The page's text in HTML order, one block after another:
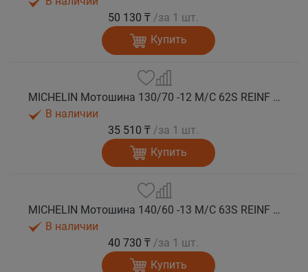
50 130 ₸ /за 1 шт.
Купить
MICHELIN Мотошина 130/70 -12 M/C 62S REINF CITY GRIP 2 F/R TL
В наличии
35 510 ₸ /за 1 шт.
Купить
MICHELIN Мотошина 140/60 -13 M/C 63S REINF CITY GRIP 2 R TL
В наличии
40 730 ₸ /за 1 шт.
Купить